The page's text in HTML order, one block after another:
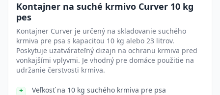
Kontajner na suché krmivo Curver 10 kg
pes
Kontajner Curver je určený na skladovanie suchého
krmiva pre psa s kapacitou 10 kg alebo 23 litrov.
Poskytuje uzatvárateľný dizajn na ochranu krmiva pred
vonkajšími vplyvmi. Je vhodný pre domáce použitie na
udržanie čerstvosti krmiva.
Veľkosť na 10 kg suchého krmiva pre psa